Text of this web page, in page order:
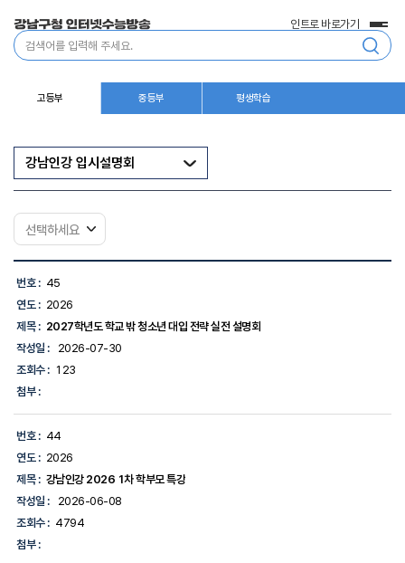
통
합
인트로 바로가기
전
체
메
고등부 중등부 평생학습
강남인강 입시설명회
남
강
입
설
명
회
번
연
도,
목,
작
일,
조
번호 : 45
연도 : 2026
제목 : 2027학년도 학교 밖 청소년 대입 전략 실전 설명회
작성일 :
2026-07-30
조회수 : 123
첨부 :
번호 : 44
연도 : 2026
제목 : 강남인강 2026 1차 학부모 특강
작성일 :
2026-06-08
조회수 : 4794
첨부 :